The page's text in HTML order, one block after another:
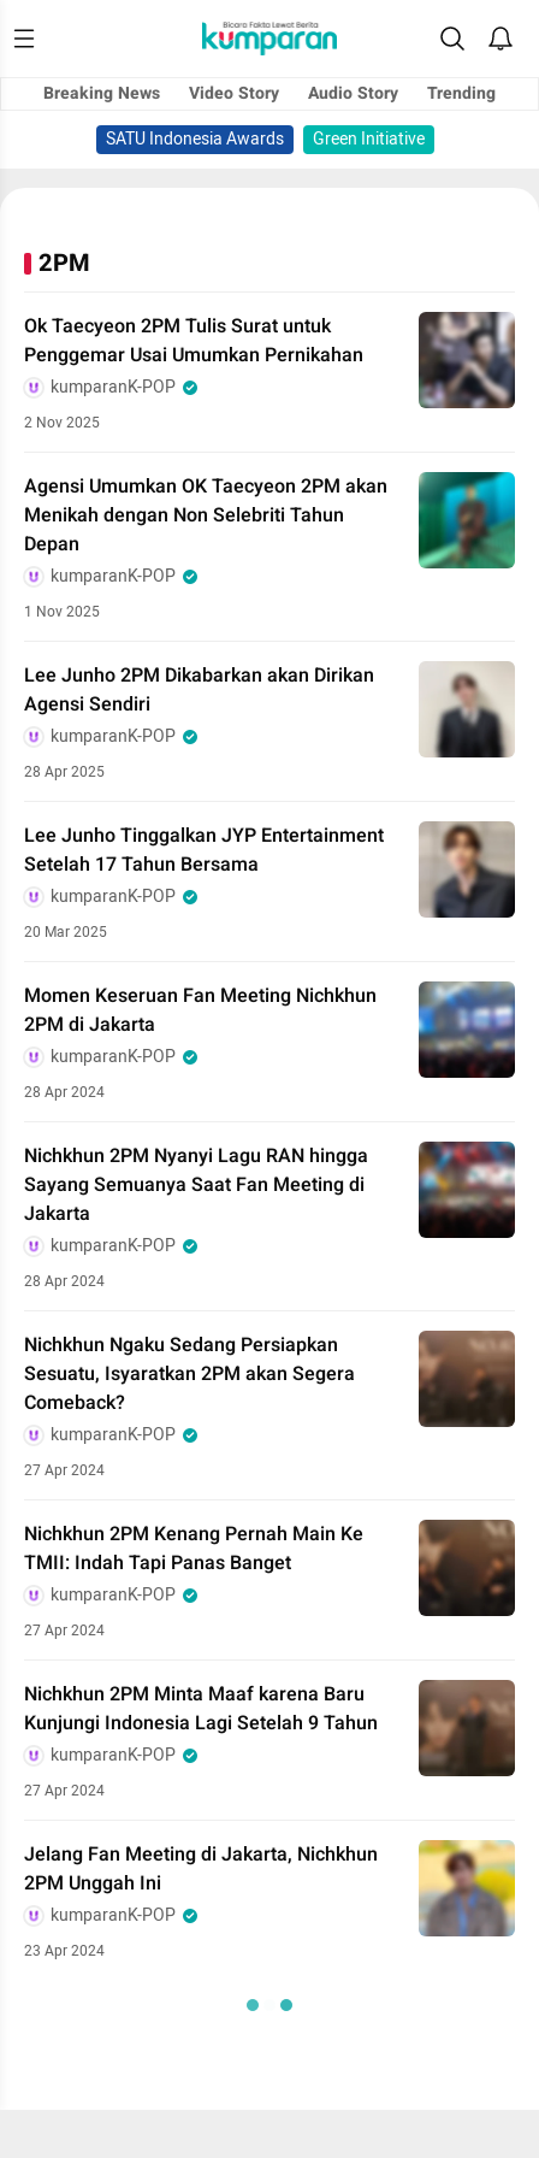
Breaking News Video Story Audio Story
Trending
SATU Indonesia Awards
Green Initiative
2PM
Ok Taecyeon 2PM Tulis Surat untuk
Penggemar Usai Umumkan Pernikahan
kumparanK-POP
2 Nov 2025
Agensi Umumkan OK Taecyeon 2PM akan
Menikah dengan Non Selebriti Tahun
Depan
kumparanK-POP
1 Nov 2025
Lee Junho 2PM Dikabarkan akan Dirikan
Agensi Sendiri
kumparanK-POP
28 Apr 2025
Lee Junho Tinggalkan JYP Entertainment
Setelah 17 Tahun Bersama
kumparanK-POP
20 Mar 2025
Momen Keseruan Fan Meeting Nichkhun
2PM di Jakarta
kumparanK-POP
28 Apr 2024
Nichkhun 2PM Nyanyi Lagu RAN hingga
Sayang Semuanya Saat Fan Meeting di
Jakarta
kumparanK-POP
28 Apr 2024
Nichkhun Ngaku Sedang Persiapkan
Sesuatu, Isyaratkan 2PM akan Segera
Comeback?
kumparanK-POP
27 Apr 2024
Nichkhun 2PM Kenang Pernah Main Ke
TMII: Indah Tapi Panas Banget
kumparanK-POP
27 Apr 2024
Nichkhun 2PM Minta Maaf karena Baru
Kunjungi Indonesia Lagi Setelah 9 Tahun
kumparanK-POP
27 Apr 2024
Jelang Fan Meeting di Jakarta, Nichkhun
2PM Unggah Ini
kumparanK-POP
23 Apr 2024